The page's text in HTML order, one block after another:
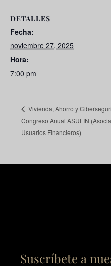
DETALLES
Fecha:
noviembre 27, 2025
Hora:
7:00 pm
Vivienda, Ahorro y
Congreso Anual ASUFIN
Usuarios Financieros)
Suscríbete a